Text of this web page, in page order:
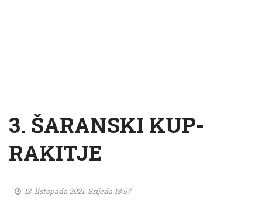
3. ŠARANSKI KUP-
RAKITJE
13. listopada 2021. Srijeda 18:57